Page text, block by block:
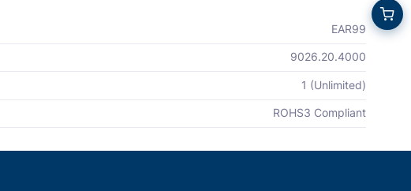
EAR99
9026.20.4000
1 (Unlimited)
ROHS3 Compliant